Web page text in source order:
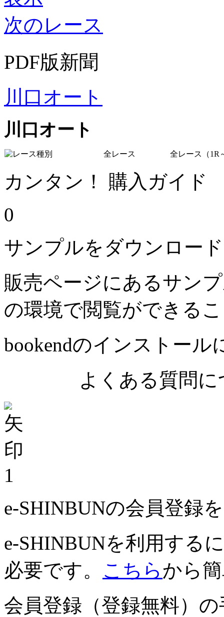
次のレース
PDF版新聞
川口オート
川口オート
全レース 全レース（1R
カンタン！ 購入ガイド
0
サンプルをダウンロー
販売ページにあるサン
の環境で閲覧ができる
bookendのインストール
よくある質問に
1
e-SHINBUNの会員登録
e-SHINBUNを利用する
必要です。 こちらから
会員登録（登録無料）